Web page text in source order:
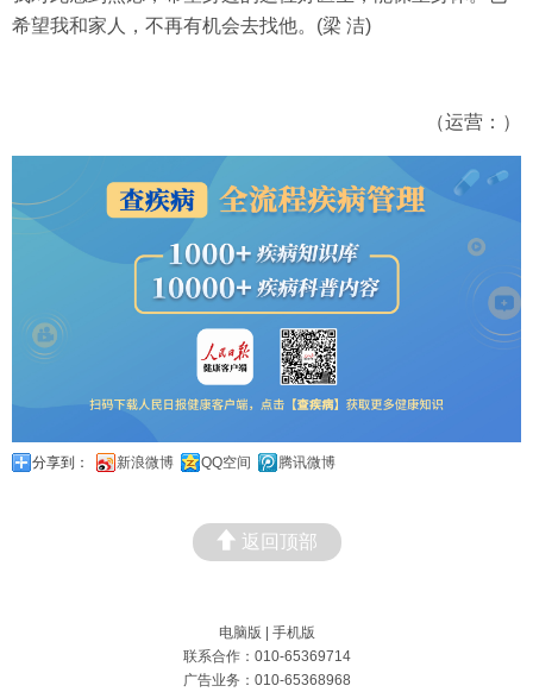
希望我和家人，不再有机会去找他。(梁 洁)
（运营：）
分享到： 新浪微博 QQ空间 腾讯微博
返回顶部
电脑版
手机版
联系合作：010-65369714
广告业务：010-65368968